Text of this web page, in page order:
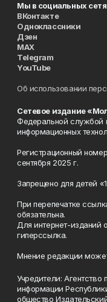
Мы в социальных
ВКонтакте
Одноклассники
Дзен
MAX
Telegram
YouTube
Об использовании
Сетевое издание
Федеральной службой
информационных
Регистрационный
сентября 2025 г.
Запрещено для детей
При перепечатке
обязательна.
Для интернет-изданий
гиперссылка.
Мнение редакции
Учредители:
информации
общество